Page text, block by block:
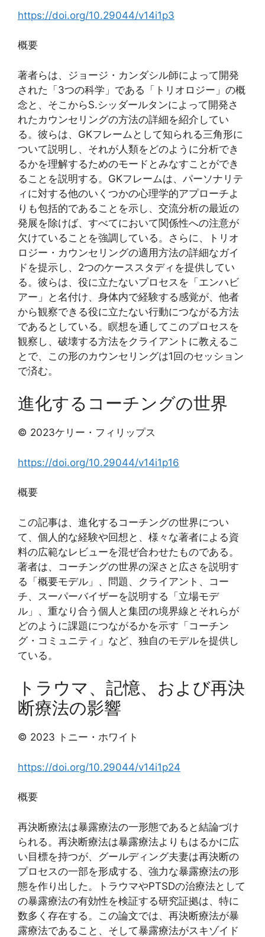
https://doi.org/10.29044/v14i1p3
概要
著者らは、ジョージ・カンダシル師によって開発
された「3つの科学」である「トリオロジー」の概
念と、そこからS.シッダールタンによって開発さ
れたカウンセリングの方法の詳細を紹介してい
る。彼らは、GKフレームとして知られる三角形に
ついて説明し、それが人類をどのように分析でき
るかを理解するためのモードとみなすことができ
ることを説明する。GKフレームは、パーソナリテ
ィに対する他のいくつかの心理学的アプローチよ
りも包括的であることを示し、交流分析の最近の
発展を除けば、すべてにおいて関係性への注意が
欠けていることを強調している。さらに、トリオ
ロジー・カウンセリングの適用方法の詳細なガイ
ドを提示し、2つのケーススタディを提供してい
る。彼らは、役に立たないプロセスを「エンハビ
アー」と名付け、身体内で経験する感覚が、他者
から観察できる役に立たない行動につながる方法
であるとしている。瞑想を通してこのプロセスを
観察し、破壊する方法をクライアントに教えるこ
とで、この形のカウンセリングは1回のセッション
で済む。
進化するコーチングの世界
© 2023ケリー・フィリップス
https://doi.org/10.29044/v14i1p16
概要
この記事は、進化するコーチングの世界につい
て、個人的な経験や回想と、様々な著者による資
料の広範なレビューを混ぜ合わせたものである。
著者は、コーチングの世界の深さと広さを説明す
る「概要モデル」、問題、クライアント、コー
チ、スーパーバイザーを説明する「立場モデ
ル」、重なり合う個人と集団の境界線とそれらが
どのように課題につながるかを示す「コーチン
グ・コミュニティ」など、独自のモデルを提供し
ている。
トラウマ、記憶、および再決
断療法の影響
© 2023 トニー・ホワイト
https://doi.org/10.29044/v14i1p24
概要
再決断療法は暴露療法の一形態であると結論づけ
られる。再決断療法は暴露療法よりもはるかに広
い目標を持つが、グールディング夫妻は再決断の
プロセスの一部を形成する、強力な暴露療法の形
態を作り出した。トラウマやPTSDの治療法として
の暴露療法の有効性を検証する研究証拠は、特に
数多く存在する。この論文では、再決断療法が暴
露療法であること、そして暴露療法がスキゾイド